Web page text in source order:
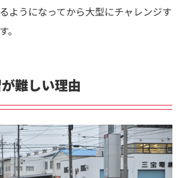
ようになってから大型にチャレンジす
。
難しい理由